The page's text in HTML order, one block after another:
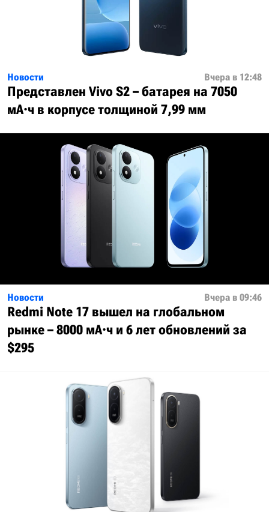
Новости Вчера в 12:48
Представлен Vivo S2 – батарея на 7050
мА·ч в корпусе толщиной 7,99 мм
Новости Вчера в 09:46
Redmi Note 17 вышел на глобальном
рынке – 8000 мА·ч и 6 лет обновлений за
$295